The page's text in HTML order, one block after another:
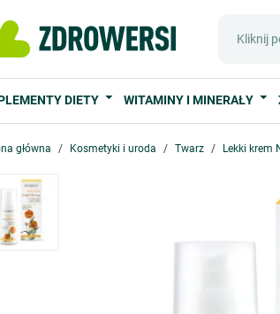
DIETY WITAMINY I MINERAŁY
główna Kosmetyki i uroda Twarz Lekki krem